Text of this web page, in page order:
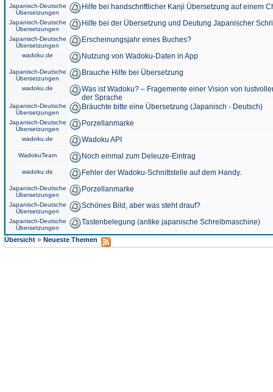
Japanisch-Deutsche
Übersetzungen
Hilfe bei handschriftlicher Kanji Übersetzung auf einem
Japanisch-Deutsche
Übersetzungen
Hilfe bei der Übersetzung und Deutung Japanischer
Japanisch-Deutsche
Übersetzungen
Erscheinungsjahr eines Buches?
wadoku.de Nutzung von Wadoku-Daten in App
Japanisch-Deutsche
Übersetzungen
Brauche Hilfe bei Übersetzung
wadoku.de
Was ist Wadoku? – Fragemente einer Vision von
der Sprache
Japanisch-Deutsche
Übersetzungen
Bräuchte bitte eine Übersetzung (Japanisch - Deutsch)
Japanisch-Deutsche
Übersetzungen
Porzellanmarke
wadoku.de Wadoku API
WadokuTeam Noch einmal zum Deleuze-Eintrag
wadoku.de Fehler der Wadoku-Schnittstelle auf dem Handy.
Japanisch-Deutsche
Übersetzungen
Porzellanmarke
Japanisch-Deutsche
Übersetzungen
Schönes Bild, aber was steht drauf?
Japanisch-Deutsche
Übersetzungen
Tastenbelegung (antike japanische Schreibmaschine)
Übersicht » Neueste Themen